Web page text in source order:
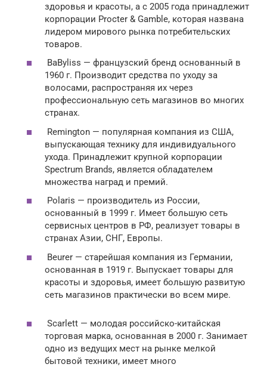
здоровья и красоты, а с 2005 года принадлежит
корпорации Procter & Gamble, которая названа
лидером мирового рынка потребительских
товаров.
BaByliss — французский бренд основанный в
1960 г. Производит средства по уходу за
волосами, распространяя их через
профессиональную сеть магазинов во многих
странах.
Remington — популярная компания из США,
выпускающая технику для индивидуального
ухода. Принадлежит крупной корпорации
Spectrum Brands, является обладателем
множества наград и премий.
Polaris — производитель из России,
основанный в 1999 г. Имеет большую сеть
сервисных центров в РФ, реализует товары в
странах Азии, СНГ, Европы.
Beurer — старейшая компания из Германии,
основанная в 1919 г. Выпускает товары для
красоты и здоровья, имеет большую развитую
сеть магазинов практически во всем мире.
Scarlett — молодая российско-китайская
торговая марка, основанная в 2000 г. Занимает
одно из ведущих мест на рынке мелкой
бытовой техники, имеет много